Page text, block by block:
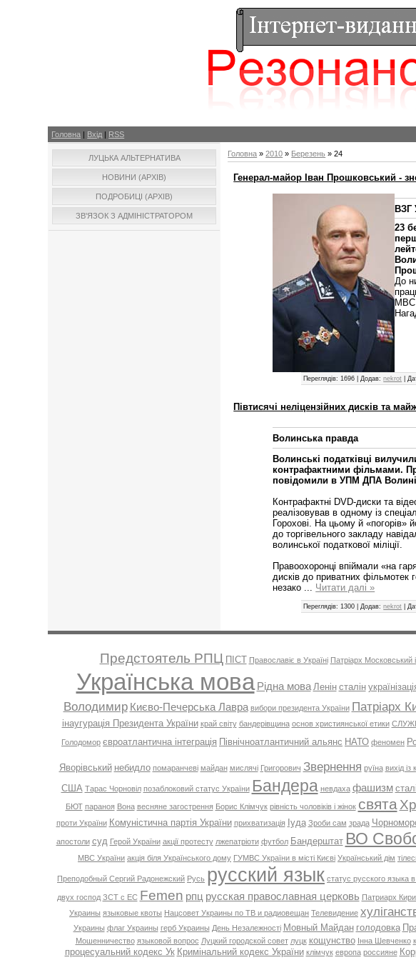
Головна | Вхід | RSS
ЛУЦЬКА АЛЬТЕРНАТИВА
НОВИНИ (АРХІВ)
ПОДРОБИЦІ (АРХІВ)
ЗВ'ЯЗОК З АДМІНІСТРАТОРОМ
Головна »2010 » Березень » 24
Генерал-майор Іван Прошковський -
ВЗГ
23
До
МВС
Переглядів: 1696 Додав: nekrot
Півтисячі неліцензійних дисків та
Волинська правда
Волинські податківці
контрафактними фільмами.
повідомили в УПМ ДПА
Контрафактні DVD-диски та
реалізовував в одному із
Горохові. На цьому й «погорів»
до торгівельного закладу
волинської податкової міліції.
Правоохоронці впіймали «на
дисків до приватних фільмотек
незако
Читати далі »
Переглядів: 1300 Додав: nekrot
Предстоятель РПЦ ПІСТ Православіє в Україні Патріарх Московський і
Українська мова Рідна мова Ленін сталін
Володимир Києво-Печерська Лавра вибори президента України Патріарх
інаугурація Президента України край світу бандерівщина основ християнської етики
Голодомор євроатлантична інтеграція Північноатлантичний альянс НАТО феномен
Яворівський небидло помаранчеві майдан мислячі Григорович Звернення руїна вихід із
США Тарас Чорновіл позаблоковий статус України Бандера невдаха фашизм
БЮТ параноя Вона весняне загострення Борис Клімчук рівність чоловіків і жінок свята
проти України Комуністична партія України прихватизація Іуда Зроби сам зрада
апостоли суд Герой України акції протесту лжепатріоти футбол Бандерштат ВО
МВС України акція біля Українського дому ГУМВС України в місті Києві Український дім
Преподобный Сергий Радонежский Русь русский язык статус русского языка
двух господ ЗСТ с ЕС Femen рпц русская православная церковь Патриарх
Украины языковые квоты Нацсовет Украины по ТВ и радиовещан Телевидение
Украины флаг Украины герб Украины День Незалежності Мовный Майдан голодовка
Мошенничество языковой вопрос Луцкий городской совет луцк кощунство Інна Шевченко
процесуальний кодекс Ук Кримінальний кодекс України клімчук европа россияне